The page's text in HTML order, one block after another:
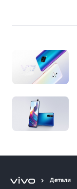
Детали